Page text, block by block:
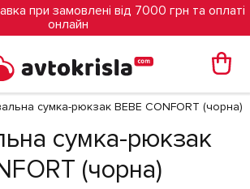
при замовлені від 7000 грн та оплаті
онлайн
сумка-рюкзак BEBE CONFORT (чорна)
сумка-рюкзак
(чорна)